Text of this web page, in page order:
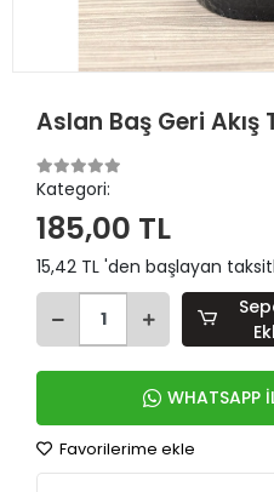
Aslan Baş Geri Akış
Kategori:
185,00 TL
15,42 TL 'den başlayan
WHATSAPP
Favorilerime ekle